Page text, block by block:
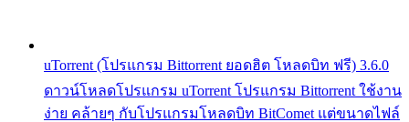
uTorrent (โปรแกรม Bittorrent ยอดฮิต โหลดบิท ฟรี) 3.6.0
ดาวน์โหลดโปรแกรม uTorrent โปรแกรม Bittorrent ใช้งาน
ง่าย คล้ายๆ กับโปรแกรมโหลดบิท BitComet แต่ขนาดไฟล์